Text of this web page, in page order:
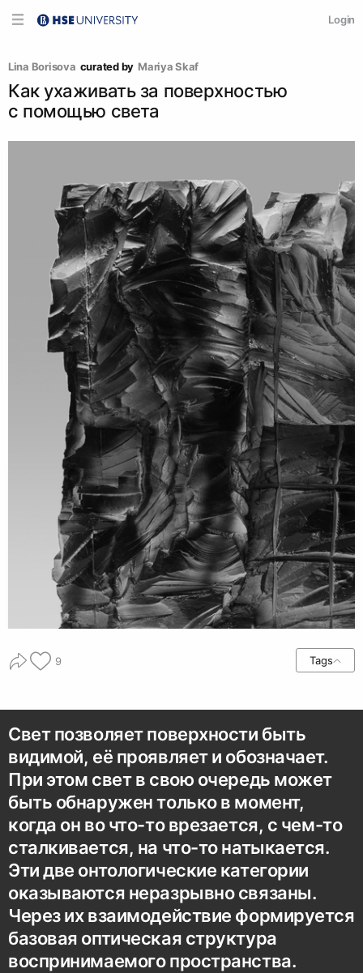
Login
Lina Borisova curated by Mariya Skaf
Как ухаживать за поверхностью
с помощью света
9 Tags
Свет позволяет поверхности быть
видимой, её проявляет и обозначает.
При этом свет в свою очередь может
быть обнаружен только в момент,
когда он во что-то врезается, с чем-то
сталкивается, на что-то натыкается.
Эти две онтологические категории
оказываются неразрывно связаны.
Через их взаимодействие формируется
базовая оптическая структура
воспринимаемого пространства.